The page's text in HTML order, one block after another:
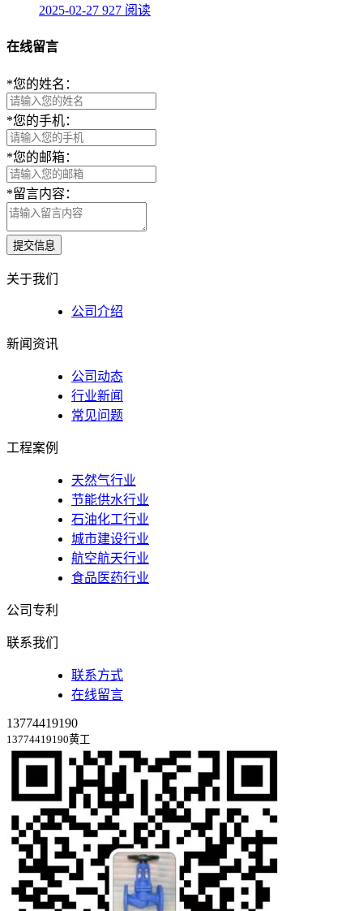
2025-02-27 927 阅读
在线留言
*您的姓名：
*您的手机：
*您的邮箱：
*留言内容：
提交信息
关于我们
公司介绍
新闻资讯
公司动态
行业新闻
常见问题
工程案例
天然气行业
节能供水行业
石油化工行业
城市建设行业
航空航天行业
食品医药行业
公司专利
联系我们
联系方式
在线留言
13774419190
13774419190黄工